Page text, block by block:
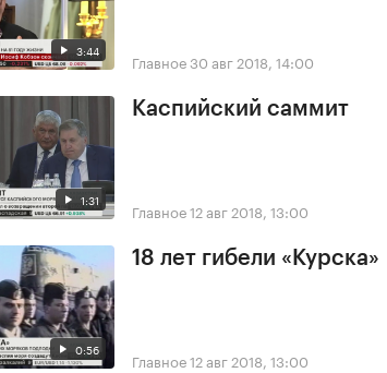
3:44 Главное30 авг 2018, 14:00
1:31
Каспийский саммит
Главное12 авг 2018, 13:00
0:56
18 лет гибели «Курска»
Главное12 авг 2018, 13:00